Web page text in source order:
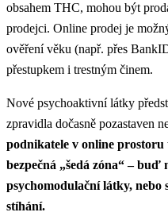
obsahem THC, mohou být
prodejci. Online prodej je
ověření věku (např. přes
přestupkem i trestným činem.
Nové psychoaktivní látky
zpravidla dočasně pozastaven
podnikatele v online prostoru
bezpečná „šedá zóna“ –
psychomodulační látky, nebo
stíhání.